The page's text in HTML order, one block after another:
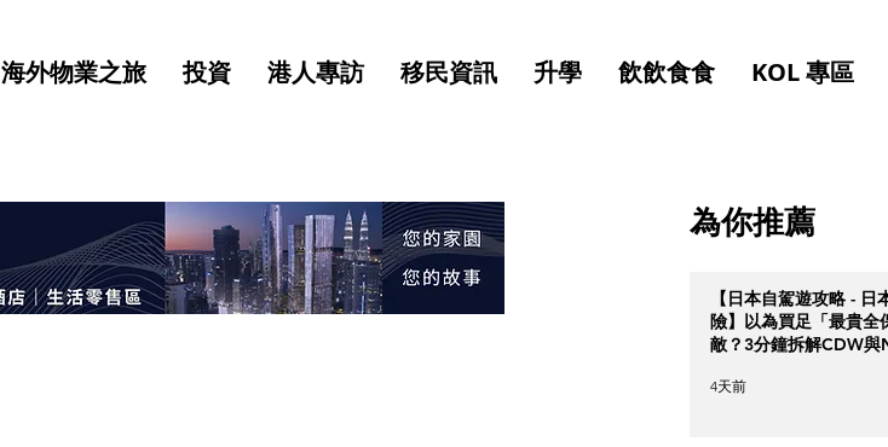
海外物業之旅 投資 港人專訪 移民資訊 升學 飲飲食食 KOL 專區
為你推薦
【日本自駕遊攻略 - 日
險】以為買足「最貴全
敵？3分鐘拆解CDW與
4天前